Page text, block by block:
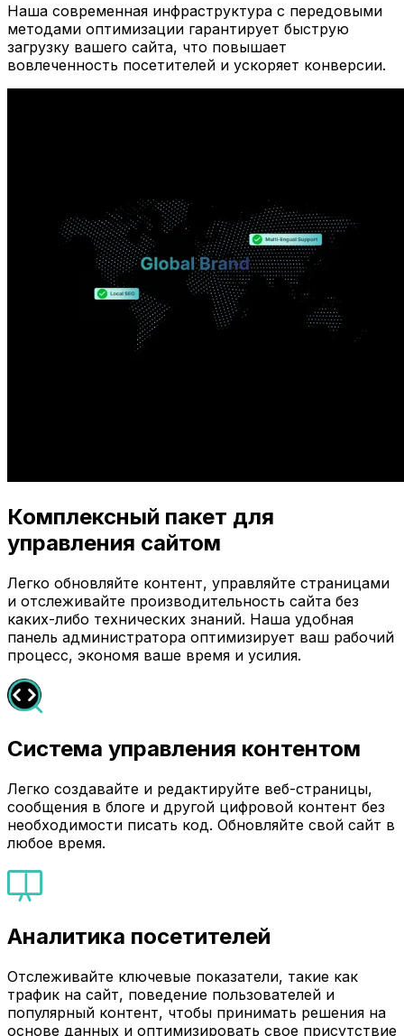
Наша современная инфраструктура с передовыми
методами оптимизации гарантирует быструю
загрузку вашего сайта, что повышает
вовлеченность посетителей и ускоряет конверсии.
Комплексный пакет для
управления сайтом
Легко обновляйте контент, управляйте страницами
и отслеживайте производительность сайта без
каких-либо технических знаний. Наша удобная
панель администратора оптимизирует ваш рабочий
процесс, экономя ваше время и усилия.
Система управления контентом
Легко создавайте и редактируйте веб-страницы,
сообщения в блоге и другой цифровой контент без
необходимости писать код. Обновляйте свой сайт в
любое время.
Аналитика посетителей
Отслеживайте ключевые показатели, такие как
трафик на сайт, поведение пользователей и
популярный контент, чтобы принимать решения на
основе данных и оптимизировать свое присутствие